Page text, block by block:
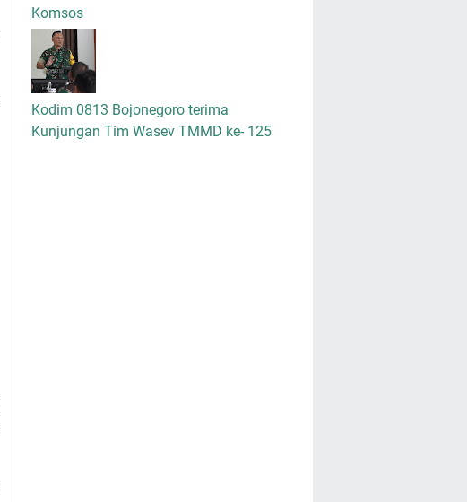
Komsos
Kodim 0813 Bojonegoro terima
Kunjungan Tim Wasev TMMD ke- 125